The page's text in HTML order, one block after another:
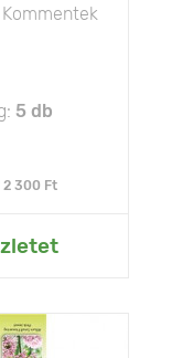
5 db
2 300 Ft